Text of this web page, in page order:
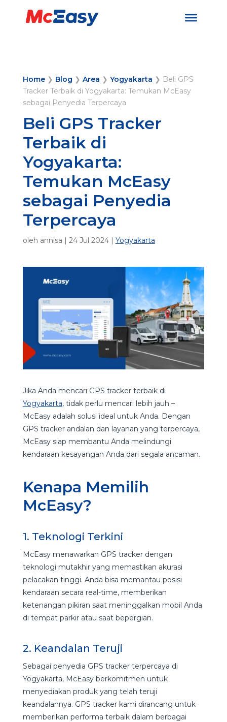
Home❯ Blog ❯ Area ❯ Yogyakarta ❯ Beli GPS
Tracker Terbaik di Yogyakarta: Temukan McEasy
sebagai Penyedia Terpercaya
Beli GPS Tracker
Terbaik di
Yogyakarta:
Temukan McEasy
sebagai Penyedia
Terpercaya
oleh annisa | 24 Jul 2024| Yogyakarta
Jika Anda mencari GPS tracker terbaik di
Yogyakarta, tidak perlu mencari lebih jauh –
McEasy adalah solusi ideal untuk Anda. Dengan
GPS tracker andalan dan layanan yang terpercaya,
McEasy siap membantu Anda melindungi
kendaraan kesayangan Anda dari segala ancaman.
Kenapa Memilih
McEasy?
1. Teknologi Terkini
McEasy menawarkan GPS tracker dengan
teknologi mutakhir yang memastikan akurasi
pelacakan tinggi. Anda bisa memantau posisi
kendaraan secara real-time, memberikan
ketenangan pikiran saat meninggalkan mobil Anda
di tempat parkir atau saat bepergian.
2. Keandalan Teruji
Sebagai penyedia GPS tracker terpercaya di
Yogyakarta, McEasy berkomitmen untuk
menyediakan produk yang telah teruji
keandalannya. GPS tracker kami dirancang untuk
memberikan performa terbaik dalam berbagai